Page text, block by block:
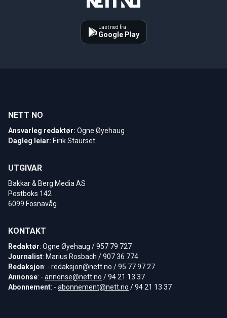
Last ned fra
Google Play
NETT NO
Ansvarleg redaktør: Ogne Øyehaug
Dagleg leiar: Eirik Staurset
UTGIVAR
Bakkar & Berg Media AS
Postboks 142
6099 Fosnavåg
KONTAKT
Redaktør: Ogne Øyehaug / 957 79 727
Journalist: Marius Rosbach / 907 36 774
Redaksjon: - redaksjon@nett.no / 95 77 97 27
Annonse: - annonse@nett.no / 94 21 13 37
Abonnement: - abonnement@nett.no / 94 21 13 37